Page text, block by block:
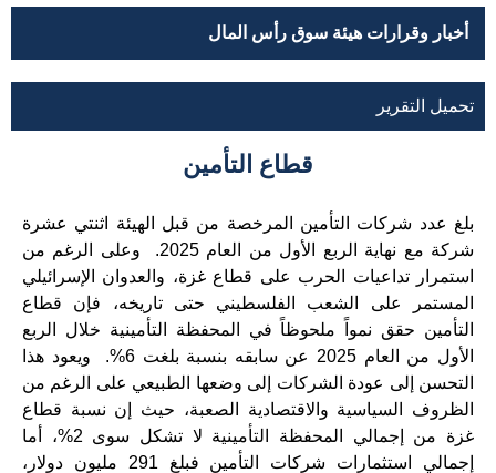
أخبار وقرارات هيئة سوق رأس المال
تحميل التقرير
قطاع التأمين
بلغ عدد شركات التأمين المرخصة من قبل الهيئة اثنتي عشرة
شركة مع نهاية الربع الأول من العام 2025. وعلى الرغم من
استمرار تداعيات الحرب على قطاع غزة، والعدوان الإسرائيلي
المستمر على الشعب الفلسطيني حتى تاريخه، فإن قطاع
التأمين حقق نمواً ملحوظاً في المحفظة التأمينية خلال الربع
الأول من العام 2025 عن سابقه بنسبة بلغت 6%. ويعود هذا
التحسن إلى عودة الشركات إلى وضعها الطبيعي على الرغم من
الظروف السياسية والاقتصادية الصعبة، حيث إن نسبة قطاع
غزة من إجمالي المحفظة التأمينية لا تشكل سوى 2%، أما
إجمالي استثمارات شركات التأمين فبلغ 291 مليون دولار،